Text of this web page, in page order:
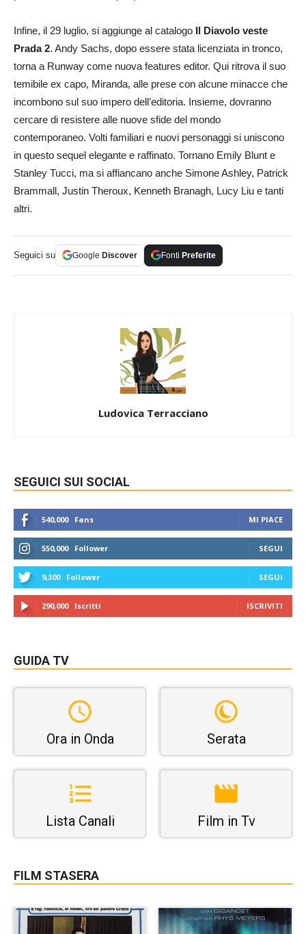
Infine, il 29 luglio, si aggiunge al catalogo Il Diavolo veste
Prada 2. Andy Sachs, dopo essere stata licenziata in tronco,
torna a Runway come nuova features editor. Qui ritrova il suo
temibile ex capo, Miranda, alle prese con alcune minacce che
incombono sul suo impero dell’editoria. Insieme, dovranno
cercare di resistere alle nuove sfide del mondo
contemporaneo. Volti familiari e nuovi personaggi si uniscono
in questo sequel elegante e raffinato. Tornano Emily Blunt e
Stanley Tucci, ma si affiancano anche Simone Ashley, Patrick
Brammall, Justin Theroux, Kenneth Branagh, Lucy Liu e tanti
altri.
Seguici su Google Discover Fonti Preferite
Ludovica Terracciano
SEGUICI SUI SOCIAL
540,000 Fans MI PIACE
550,000 Follower SEGUI
9,300 Follower SEGUI
290,000 Iscritti ISCRIVITI
GUIDA TV
Ora in Onda Serata
Lista Canali Film in Tv
FILM STASERA